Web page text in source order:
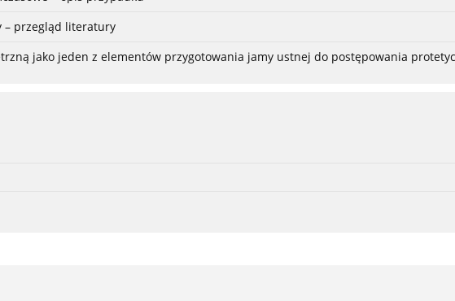
– przegląd literatury
jako jeden z elementów przygotowania jamy ustnej do postępowania